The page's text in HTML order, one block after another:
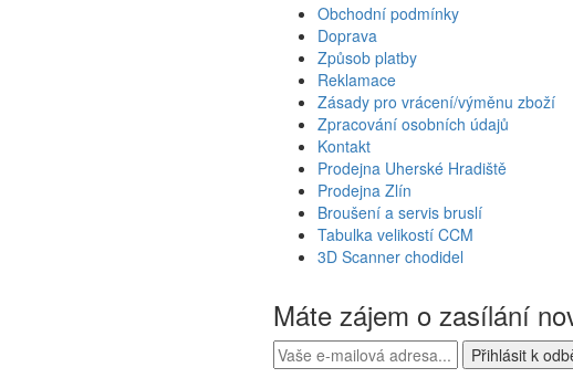
Obchodní podmínky
Doprava
Způsob platby
Reklamace
Zásady pro vrácení/výměnu zboží
Zpracování osobních údajů
Kontakt
Prodejna Uherské Hradiště
Prodejna Zlín
Broušení a servis bruslí
Tabulka velikostí CCM
3D Scanner chodidel
Máte zájem o zasílání